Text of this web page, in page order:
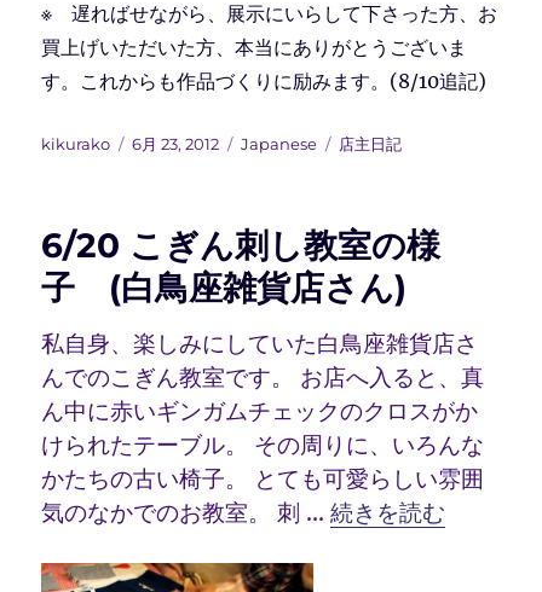
※ 遅ればせながら、展示にいらして下さった方、お
買上げいただいた方、本当にありがとうございま
す。これからも作品づくりに励みます。(8/10追記)
投
kikurako
投
6月 23, 2012
カ
ー
Japanese
タ
店主日記
6/20 こぎん刺し教室の様
子 (白鳥座雑貨店さん)
私自身、楽しみにしていた白鳥座雑貨店さ
んでのこぎん教室です。 お店へ入ると、真
ん中に赤いギンガムチェックのクロスがか
けられたテーブル。 その周りに、いろんな
かたちの古い椅子。 とても可愛らしい雰囲
気のなかでのお教室。 刺 …“6/20 こぎん刺し
続きを読む